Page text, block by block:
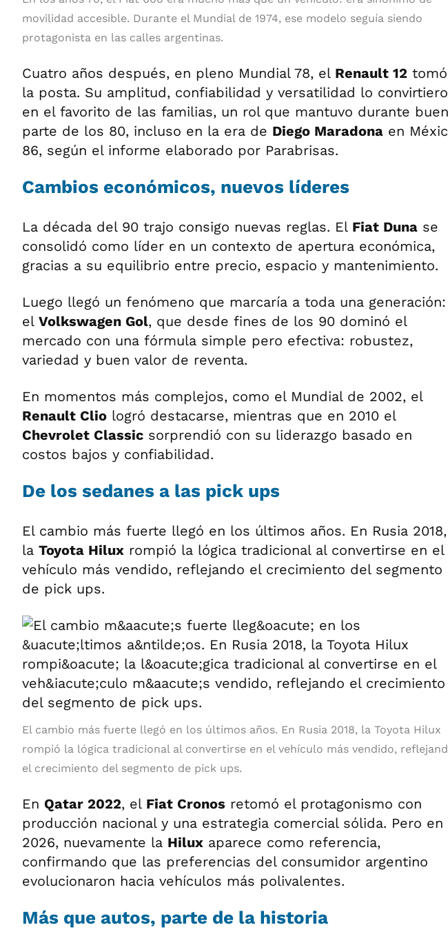
movilidad accesible. Durante el Mundial de 1974, ese modelo seguía siendo
protagonista en las calles argentinas.
Cuatro años después, en pleno Mundial 78, el Renault 12 tomó
la posta. Su amplitud, confiabilidad y versatilidad lo
en el favorito de las familias, un rol que mantuvo durante
parte de los 80, incluso en la era de Diego Maradona en
86, según el informe elaborado por Parabrisas.
Cambios económicos, nuevos líderes
La década del 90 trajo consigo nuevas reglas. El Fiat Duna se
consolidó como líder en un contexto de apertura económica,
gracias a su equilibrio entre precio, espacio y mantenimiento.
Luego llegó un fenómeno que marcaría a toda una generación:
el Volkswagen Gol, que desde fines de los 90 dominó el
mercado con una fórmula simple pero efectiva: robustez,
variedad y buen valor de reventa.
En momentos más complejos, como el Mundial de 2002, el
Renault Clio logró destacarse, mientras que en 2010 el
Chevrolet Classic sorprendió con su liderazgo basado en
costos bajos y confiabilidad.
De los sedanes a las pick ups
El cambio más fuerte llegó en los últimos años. En Rusia 2018,
la Toyota Hilux rompió la lógica tradicional al convertirse en el
vehículo más vendido, reflejando el crecimiento del segmento
de pick ups.
El cambio más fuerte llegó en los últimos años. En Rusia 2018, la Toyota Hilux
rompió la lógica tradicional al convertirse en el vehículo más vendido,
el crecimiento del segmento de pick ups.
En Qatar 2022, el Fiat Cronos retomó el protagonismo con
producción nacional y una estrategia comercial sólida. Pero en
2026, nuevamente la Hilux aparece como referencia,
confirmando que las preferencias del consumidor argentino
evolucionaron hacia vehículos más polivalentes.
Más que autos, parte de la historia